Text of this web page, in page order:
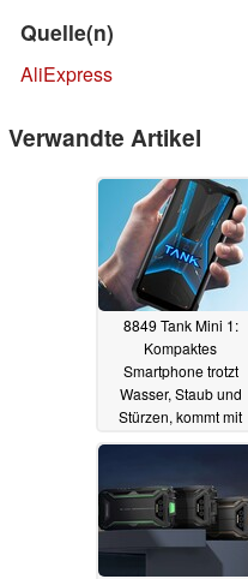
Quelle(n)
AliExpress
Verwandte Artikel
8849 Tank Mini 1:
Kompaktes
Smartphone trotzt
Wasser, Staub und
Stürzen, kommt mit
06.01.2024